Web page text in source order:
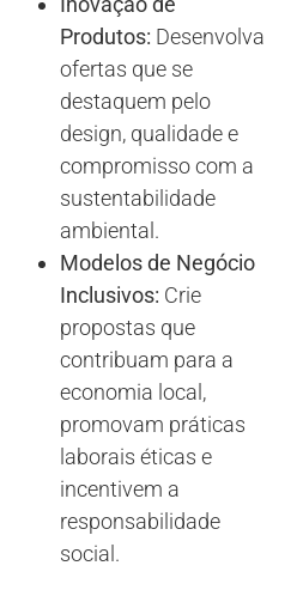
Produtos: Desenvolva
ofertas que se
destaquem pelo
design, qualidade e
compromisso com a
sustentabilidade
ambiental.
Modelos de Negócio
Inclusivos: Crie
propostas que
contribuam para a
economia local,
promovam práticas
laborais éticas e
incentivem a
responsabilidade
social.